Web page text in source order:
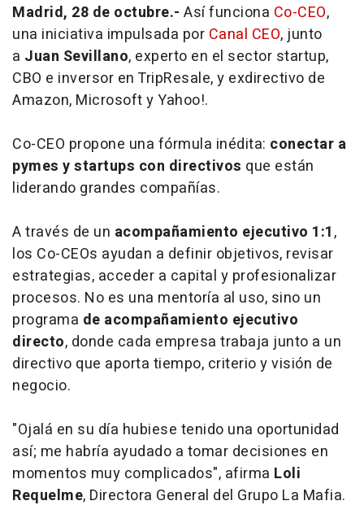
Madrid, 28 de octubre.- Así funciona Co-CEO,
una iniciativa impulsada por Canal CEO, junto
a Juan Sevillano, experto en el sector startup,
CBO e inversor en TripResale, y exdirectivo de
Amazon, Microsoft y Yahoo!.
Co-CEO propone una fórmula inédita: conectar a
pymes y startups con directivos que están
liderando grandes compañías.
A través de un acompañamiento ejecutivo 1:1,
los Co-CEOs ayudan a definir objetivos, revisar
estrategias, acceder a capital y profesionalizar
procesos. No es una mentoría al uso, sino un
programa de acompañamiento ejecutivo
directo, donde cada empresa trabaja junto a un
directivo que aporta tiempo, criterio y visión de
negocio.
"Ojalá en su día hubiese tenido una oportunidad
así; me habría ayudado a tomar decisiones en
momentos muy complicados", afirma Loli
Requelme, Directora General del Grupo La Mafia.